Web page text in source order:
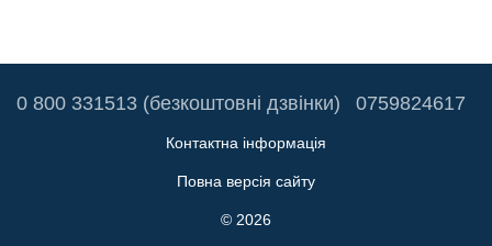
0 800 331513 (безкоштовні дзвінки) 0759824617
Контактна інформація
Повна версія сайту
© 2026